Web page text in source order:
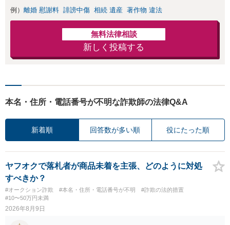
例） 離婚 慰謝料 誹謗中傷 相続 遺産 著作物 違法
無料法律相談
新しく投稿する
本名・住所・電話番号が不明な詐欺師の法律Q&A
新着順 回答数が多い順 役にたった順
ヤフオクで落札者が商品未着を主張、どのように対処
すべきか？
#オークション詐欺 #本名・住所・電話番号が不明
#詐欺の法的措置
#10〜50万円未満
2026年8月9日